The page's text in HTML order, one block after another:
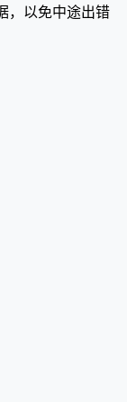
，以免中途出错